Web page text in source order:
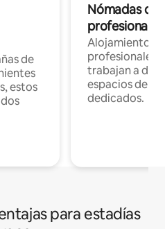
de
estos
Nómadas
Alojamientos
profesionales
trabajan a
espacios de
dedicados.
para estadías